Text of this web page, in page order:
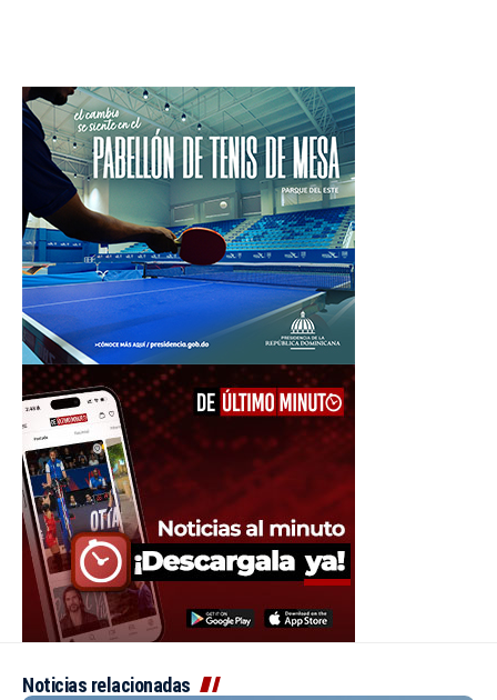
Noticias relacionadas